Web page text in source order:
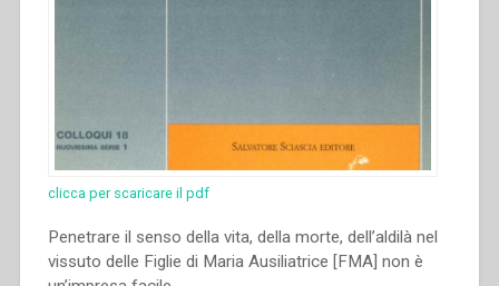
clicca per scaricare il pdf
Penetrare il senso della vita, della morte, dell’aldilà nel
vissuto delle Figlie di Maria Ausiliatrice [FMA] non è